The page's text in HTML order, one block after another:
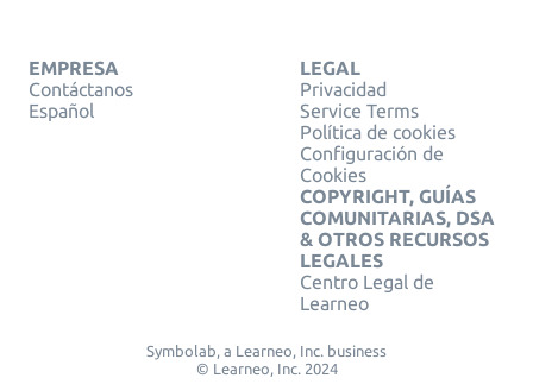
EMPRESA
Contáctanos
Español
LEGAL
Privacidad
Service Terms
Política de cookies
Configuración de
Cookies
COPYRIGHT, GUÍAS
COMUNITARIAS, DSA
& OTROS RECURSOS
LEGALES
Centro Legal de
Learneo
Symbolab, a Learneo, Inc. business
© Learneo, Inc. 2024